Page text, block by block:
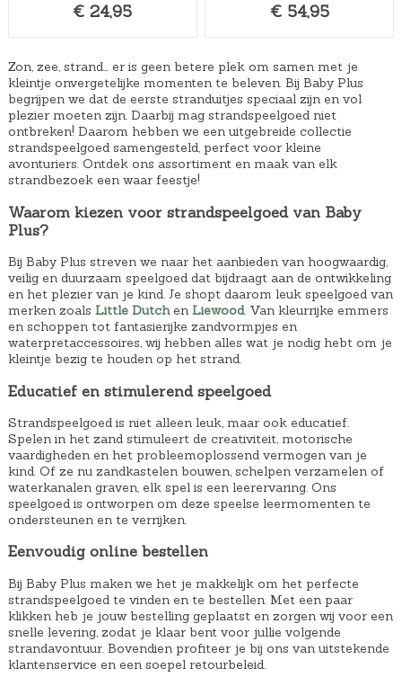
€ 24,95 € 54,95
Zon, zee, strand… er is geen betere plek om samen met je
kleintje onvergetelijke momenten te beleven. Bij Baby Plus
begrijpen we dat de eerste stranduitjes speciaal zijn en vol
plezier moeten zijn. Daarbij mag strandspeelgoed niet
ontbreken! Daarom hebben we een uitgebreide collectie
strandspeelgoed samengesteld, perfect voor kleine
avonturiers. Ontdek ons assortiment en maak van elk
strandbezoek een waar feestje!
Waarom kiezen voor strandspeelgoed van Baby
Plus?
Bij Baby Plus streven we naar het aanbieden van hoogwaardig,
veilig en duurzaam speelgoed dat bijdraagt aan de ontwikkeling
en het plezier van je kind. Je shopt daarom leuk speelgoed van
merken zoals Little Dutchen Liewood. Van kleurrijke emmers
en schoppen tot fantasierijke zandvormpjes en
waterpretaccessoires, wij hebben alles wat je nodig hebt om je
kleintje bezig te houden op het strand.
Educatief en stimulerend speelgoed
Strandspeelgoed is niet alleen leuk, maar ook educatief.
Spelen in het zand stimuleert de creativiteit, motorische
vaardigheden en het probleemoplossend vermogen van je
kind. Of ze nu zandkastelen bouwen, schelpen verzamelen of
waterkanalen graven, elk spel is een leerervaring. Ons
speelgoed is ontworpen om deze speelse leermomenten te
ondersteunen en te verrijken.
Eenvoudig online bestellen
Bij Baby Plus maken we het je makkelijk om het perfecte
strandspeelgoed te vinden en te bestellen. Met een paar
klikken heb je jouw bestelling geplaatst en zorgen wij voor een
snelle levering, zodat je klaar bent voor jullie volgende
strandavontuur. Bovendien profiteer je bij ons van uitstekende
klantenservice en een soepel retourbeleid.